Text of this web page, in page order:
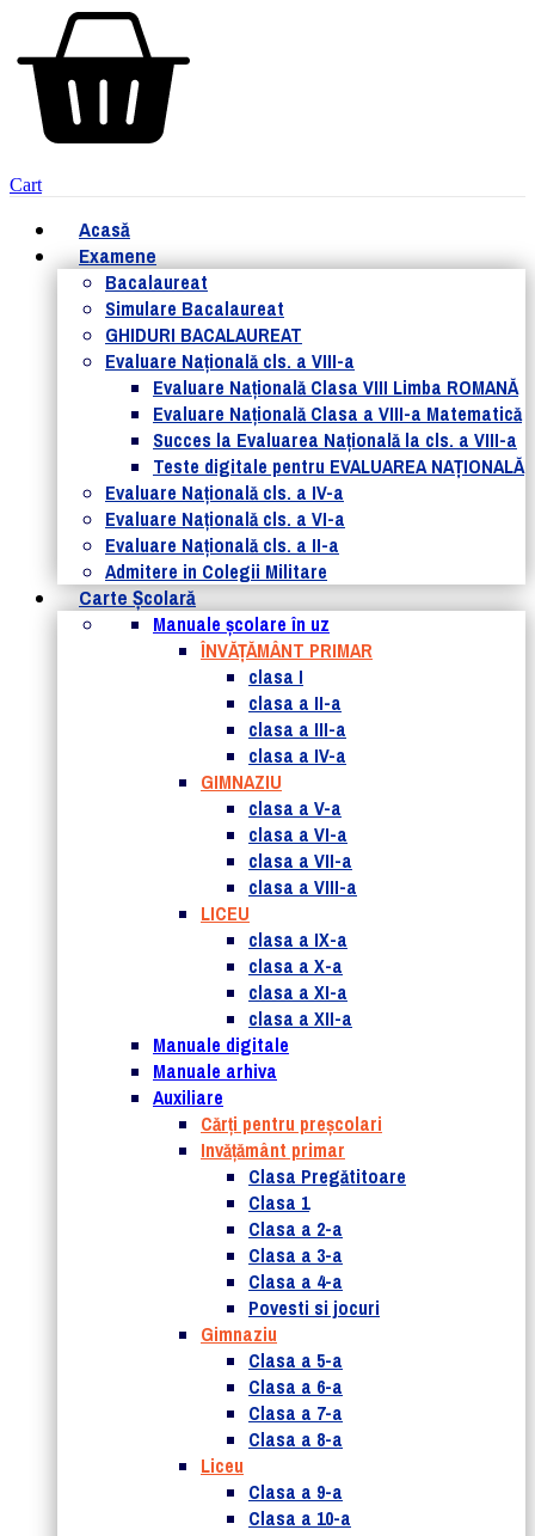
Cart
Acasă
Examene
Bacalaureat
Simulare Bacalaureat
GHIDURI BACALAUREAT
Evaluare Naţională cls. a VIII-a
Evaluare Naţională Clasa VIII Limba ROMANĂ
Evaluare Naţională Clasa a VIII-a Matematică
Succes la Evaluarea Națională la cls. a VIII-a
Teste digitale pentru EVALUAREA NAȚIONALĂ
Evaluare Naţională cls. a IV-a
Evaluare Naţională cls. a VI-a
Evaluare Naţională cls. a II-a
Admitere in Colegii Militare
Carte Şcolară
Manuale şcolare în uz
ÎNVĂȚĂMÂNT PRIMAR
clasa I
clasa a II-a
clasa a III-a
clasa a IV-a
GIMNAZIU
clasa a V-a
clasa a VI-a
clasa a VII-a
clasa a VIII-a
LICEU
clasa a IX-a
clasa a X-a
clasa a XI-a
clasa a XII-a
Manuale digitale
Manuale arhiva
Auxiliare
Cărţi pentru preşcolari
Invățământ primar
Clasa Pregătitoare
Clasa 1
Clasa a 2-a
Clasa a 3-a
Clasa a 4-a
Povesti si jocuri
Gimnaziu
Clasa a 5-a
Clasa a 6-a
Clasa a 7-a
Clasa a 8-a
Liceu
Clasa a 9-a
Clasa a 10-a